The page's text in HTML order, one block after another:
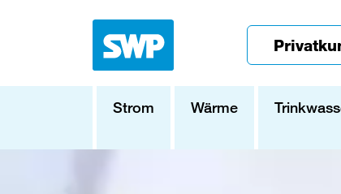
Strom Wärme